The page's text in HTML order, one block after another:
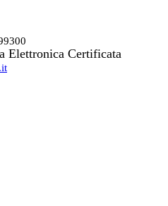
Elettronica Certificata